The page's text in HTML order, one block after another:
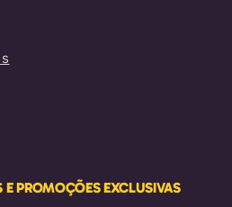
E PROMOÇÕES EXCLUSIVAS